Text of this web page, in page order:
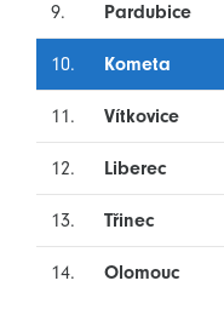
9. Pardubice
10. Kometa
11. Vítkovice
12. Liberec
13. Třinec
14. Olomouc